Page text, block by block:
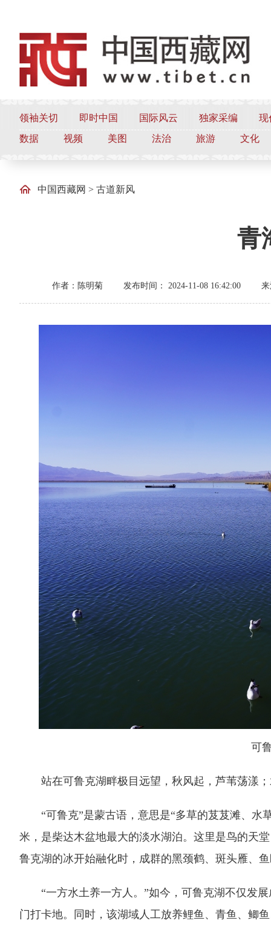
领袖关切 即时中国 国际风云 独家采编
现
数据
视频 美图 法治 旅游 文化
中国西藏网 > 古道新风
青
作者：陈明菊 发布时间： 2024-11-08 16:42:00
可
站在可鲁克湖畔极目远望，秋风起，芦苇荡漾
“可鲁克”是蒙古语，意思是“多草的芨芨滩、水
米，是柴达木盆地最大的淡水湖泊。这里是鸟的天
鲁克湖的冰开始融化时，成群的黑颈鹤、斑头雁、
“一方水土养一方人。”如今，可鲁克湖不仅发展
门打卡地。同时，该湖域人工放养鲤鱼、青鱼、鲫